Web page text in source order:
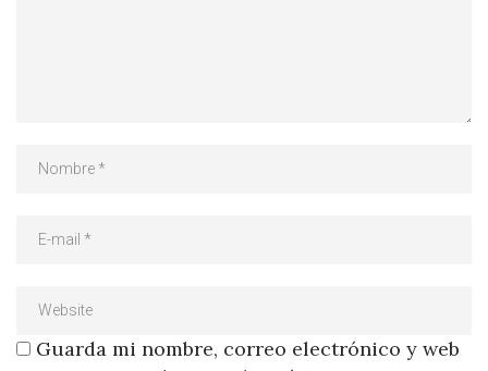
Guarda mi nombre, correo electrónico y web